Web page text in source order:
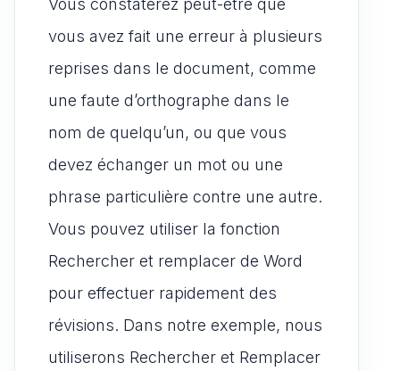
Vous constaterez peut-être que
vous avez fait une erreur à plusieurs
reprises dans le document, comme
une faute d’orthographe dans le
nom de quelqu’un, ou que vous
devez échanger un mot ou une
phrase particulière contre une autre.
Vous pouvez utiliser la fonction
Rechercher et remplacer de Word
pour effectuer rapidement des
révisions. Dans notre exemple, nous
utiliserons Rechercher et Remplacer